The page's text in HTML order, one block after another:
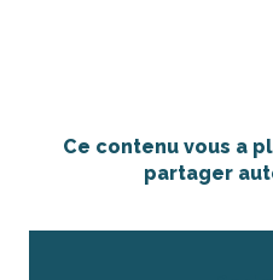
Ce contenu vous a
partager